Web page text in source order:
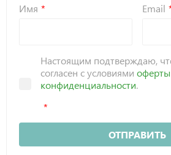
Имя Email
Настоящим подтверждаю,
согласен с условиями
конфиденциальности.
ОТПРАВИТЬ